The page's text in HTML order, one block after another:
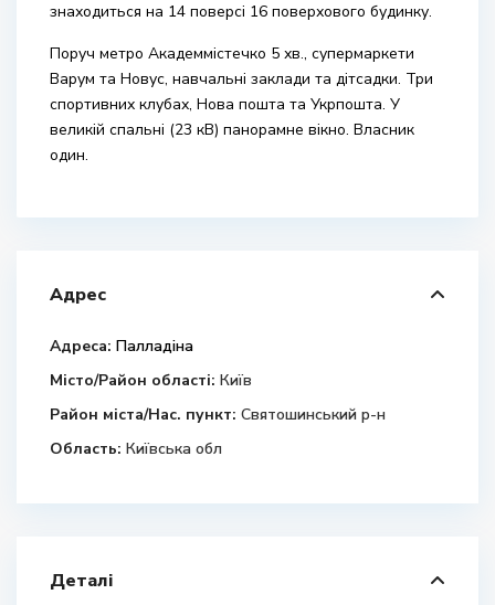
знаходиться на 14 поверсі 16 поверхового будинку.
Поруч метро Академмістечко 5 хв., супермаркети
Варум та Новус, навчальні заклади та дітсадки. Три
спортивних клубах, Нова пошта та Укрпошта. У
великій спальні (23 кВ) панорамне вікно. Власник
один.
Адрес
Адреса: Палладіна
Місто/Район області: Київ
Район міста/Нас. пункт: Святошинський р-н
Область: Київська обл
Деталі